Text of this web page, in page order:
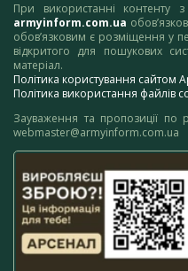
При використанні контенту
armyinform.com.ua
обов’язковим є розміщення у
відкритого для пошукових
матеріал.
Політика користування сайтом
Політика використання файлів
Зауваження та пропозиції по
webmaster@armyinform.com.ua